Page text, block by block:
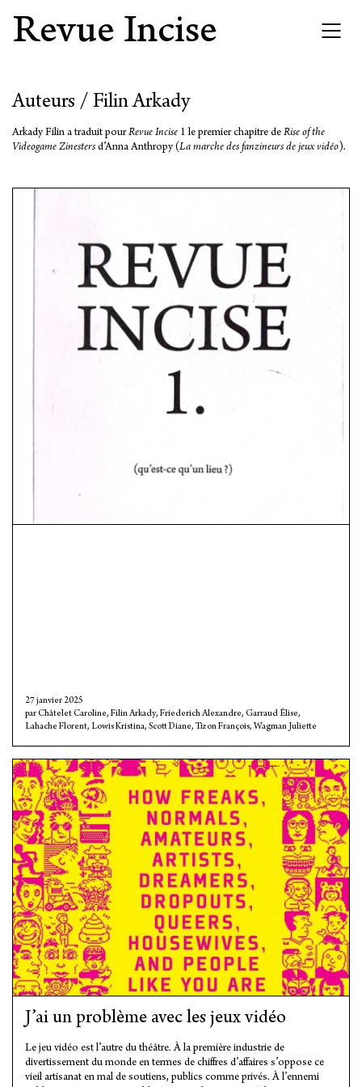
Revue Incise
Auteurs / Filin Arkady
Arkady Filin a traduit pourRevue Incise 1 le premier chapitre de Rise of the
Videogame Zinesters d’Anna Anthropy (La marche des fanzineurs de jeux vidéo).
27 janvier 2025
Châtelet Caroline, Filin Arkady, Friederich Alexandre, Garraud Élise,
Lahache Florent, Lowis Kristina, Scott Diane, Tizon François, Wagman Juliette
J’ai un problème avec les jeux vidéo
Le jeu vidéo est l’autre du théâtre. À la première industrie de
divertissement du monde en termes de chiffres d’affaires s’oppose ce
vieil artisanat en mal de soutiens, publics comme privés. À l’ennemi